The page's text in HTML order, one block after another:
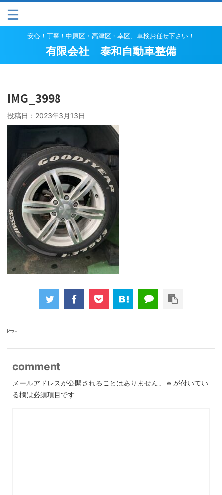
安心！丁寧！中原区・高津区・幸区、車検お任せ下さい！
有限会社 泰和自動車整備
IMG_3998
投稿日： 2023年3月13日
-
comment
メールアドレスが公開されることはありません。 ※ が付いてい
る欄は必須項目です